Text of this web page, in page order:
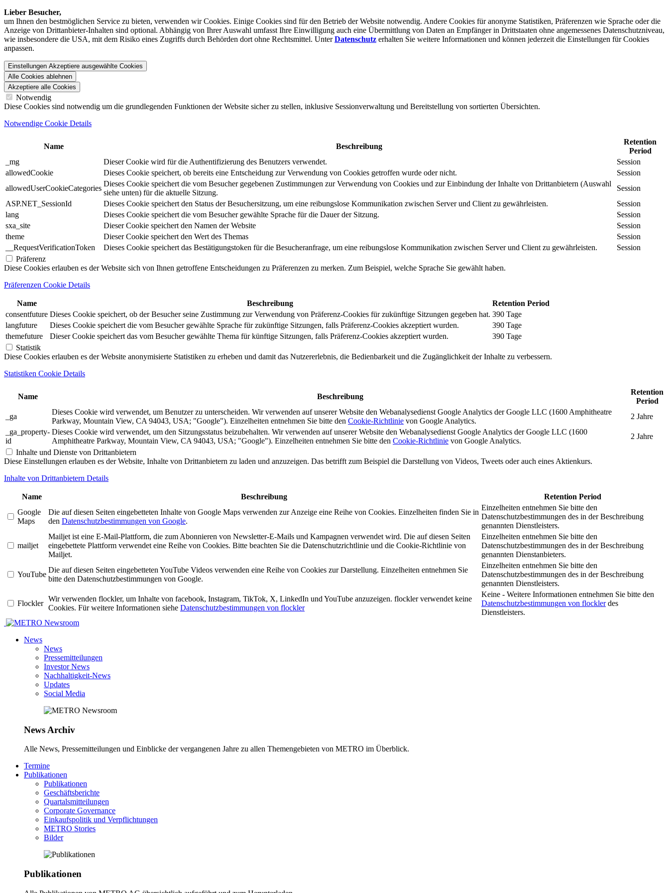
Lieber Besucher,
um Ihnen den best­möglichen Service zu bieten, verwenden wir Cookies. Einige Cookies sind für den Betrieb der Website notwendig. Andere Cookies für anonyme Statistiken, Präferenzen wie Sprache oder die
Anzeige von Dritt­anbieter-Inhalten sind optional. Abhängig von Ihrer Auswahl umfasst Ihre Einwilligung auch eine Übermittlung von Daten an Empfänger in Drittstaaten ohne angemessenes Daten­schutz­niveau,
wie insbesondere die USA, mit dem Risiko eines Zugriffs durch Behörden dort ohne Rechts­mittel. UnterDatenschutz erhalten Sie weitere Informationen und können jederzeit die Einstellungen für Cookies
anpassen.
Einstellungen Akzeptiere ausgewählte Cookies
Alle Cookies ablehnen
Akzeptiere alle Cookies
Notwendig
Diese Cookies sind notwendig um die grundlegenden Funktionen der Website sicher zu stellen, inklusive Sessionverwaltung und Bereitstellung von sortierten Übersichten.
Notwendige Cookie Details
Name Beschreibung
Retention
Period
_mg
Dieser Cookie wird für die Authentifizierung des Benutzers verwendet.
Session
allowedCookie
Dieses Cookie speichert, ob bereits eine Entscheidung zur Verwendung von Cookies getroffen wurde oder nicht.
Session
allowedUserCookieCategories
Dieses Cookie speichert die vom Besucher gegebenen Zustimmungen zur Verwendung von Cookies und zur Einbindung der Inhalte von Drittanbietern (Auswahl
siehe unten) für die aktuelle Sitzung.
Session
ASP.NET_SessionId
Dieses Cookie speichert den Status der Besuchersitzung, um eine reibungslose Kommunikation zwischen Server und Client zu gewährleisten.
Session
lang
Dieses Cookie speichert die vom Besucher gewählte Sprache für die Dauer der Sitzung.
Session
sxa_site
Dieser Cookie speichert den Namen der Website
Session
theme
Dieser Cookie speichert den Wert des Themas
Session
__RequestVerificationToken
Dieses Cookie speichert das Bestätigungstoken für die Besucheranfrage, um eine reibungslose Kommunikation zwischen Server und Client zu gewährleisten.
Session
Präferenz
Diese Cookies erlauben es der Website sich von Ihnen getroffene Entscheidungen zu Präferenzen zu merken. Zum Beispiel, welche Sprache Sie gewählt haben.
Präferenzen Cookie Details
Name Beschreibung
Retention Period
consentfuture Dieses Cookie speichert, ob der Besucher seine Zustimmung zur Verwendung von Präferenz-Cookies für zukünftige Sitzungen gegeben hat. 390 Tage
langfuture
Dieses Cookie speichert die vom Besucher gewählte Sprache für zukünftige Sitzungen, falls Präferenz-Cookies akzeptiert wurden.
390 Tage
themefuture
Dieser Cookie speichert das vom Besucher gewählte Thema für künftige Sitzungen, falls Präferenz-Cookies akzeptiert wurden.
390 Tage
Statistik
Diese Cookies erlauben es der Website anonymisierte Statistiken zu erheben und damit das Nutzererlebnis, die Bedienbarkeit und die Zugänglichkeit der Inhalte zu verbessern.
Statistiken Cookie Details
Name Beschreibung
Retention
Period
_ga
Dieses Cookie wird verwendet, um Benutzer zu unterscheiden. Wir verwenden auf unserer Website den Webanalysedienst Google Analytics der Google LLC (1600 Amphitheatre
Parkway, Mountain View, CA 94043, USA; "Google"). Einzelheiten entnehmen Sie bitte den Cookie-Richtlinie von Google Analytics.
2 Jahre
_ga_property-
id
Dieses Cookie wird verwendet, um den Sitzungsstatus beizubehalten. Wir verwenden auf unserer Website den Webanalysedienst Google Analytics der Google LLC (1600
Amphitheatre Parkway, Mountain View, CA 94043, USA; "Google"). Einzelheiten entnehmen Sie bitte den Cookie-Richtlinie von Google Analytics.
2 Jahre
Inhalte und Dienste von Drittanbietern
Diese Einstellungen erlauben es der Website, Inhalte von Drittanbietern zu laden und anzuzeigen. Das betrifft zum Beispiel die Darstellung von Videos, Tweets oder auch eines Aktienkurs.
Inhalte von Drittanbietern Details
Name Beschreibung
Retention Period
Google
Maps
Die auf diesen Seiten eingebetteten Inhalte von Google Maps verwenden zur Anzeige eine Reihe von Cookies. Einzelheiten finden Sie in
den Datenschutzbestimmungen von Google.
Einzelheiten entnehmen Sie bitte den
Datenschutzbestimmungen des in der Beschreibung
genannten Dienstleisters.
mailjet
Mailjet ist eine E-Mail-Plattform, die zum Abonnieren von Newsletter-E-Mails und Kampagnen verwendet wird. Die auf diesen Seiten
eingebettete Plattform verwendet eine Reihe von Cookies. Bitte beachten Sie die Datenschutzrichtlinie und die Cookie-Richtlinie von
Mailjet.
Einzelheiten entnehmen Sie bitte den
Datenschutzbestimmungen des in der Beschreibung
genannten Dienstanbieters.
YouTube
Die auf diesen Seiten eingebetteten YouTube Videos verwenden eine Reihe von Cookies zur Darstellung. Einzelheiten entnehmen Sie
bitte den Datenschutzbestimmungen von Google.
Einzelheiten entnehmen Sie bitte den
Datenschutzbestimmungen des in der Beschreibung
genannten Dienstleisters.
Flockler
Wir verwenden flockler, um Inhalte von facebook, Instagram, TikTok, X, LinkedIn und YouTube anzuzeigen. flockler verwendet keine
Cookies. Für weitere Informationen siehe Datenschutzbestimmungen von flockler
Keine - Weitere Informationen entnehmen Sie bitte den
Datenschutzbestimmungen von flocklerdes
Dienstleisters.
Newsroom
News
News
Pressemitteilungen
Investor News
Nachhaltigkeit-News
Updates
Social Media
News Archiv
Alle News, Pressemitteilungen und Einblicke der vergangenen Jahre zu allen Themengebieten von METRO im Überblick.
Termine
Publikationen
Publikationen
Geschäftsberichte
Quartalsmitteilungen
Corporate Governance
Einkaufspolitik und Verpflichtungen
METRO Stories
Bilder
Publikationen